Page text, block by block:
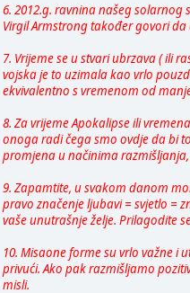
6. 2012.g. ravnina našeg solarnog
Virgil Armstrong također govori
7. Vrijeme se u stvari ubrzava ( ili
vojska je to uzimala kao vrlo
ekvivalentno s vremenom od
8. Za vrijeme Apokalipse ili
onoga radi čega smo ovdje da bi
promjena u načinima
9. Zapamtite, u svakom danom
pravo značenje ljubavi = svjetlo =
vaše unutrašnje želje. Prilagodite
10. Misaone forme su vrlo važne i
privući. Ako pak razmišljamo
misli.